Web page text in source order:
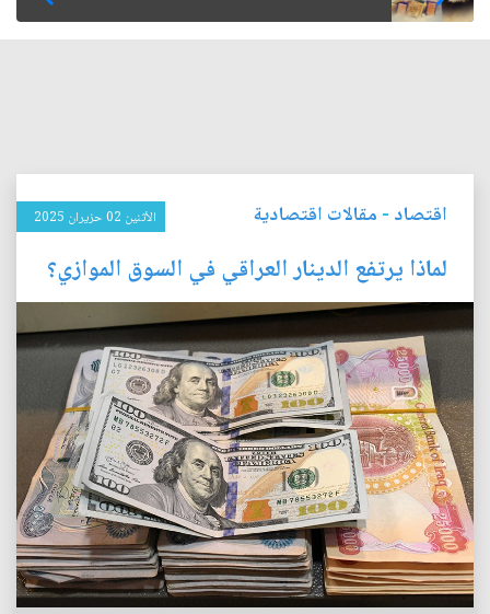
اقتصاد - مقالات اقتصادية الأثنين 02 حزيران 2025
لماذا يرتفع الدينار العراقي في السوق الموازي؟